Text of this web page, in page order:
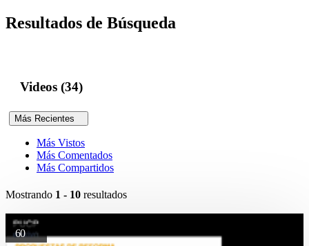
Resultados de Búsqueda
Videos (34)
Más Recientes
Más Vistos
Más Comentados
Más Compartidos
Mostrando 1 - 10 resultados
60